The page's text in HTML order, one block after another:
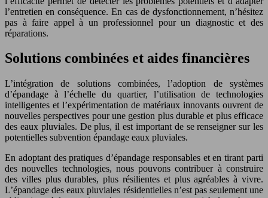
l’entretien en conséquence. En cas de dysfonctionnement, n’hésitez
pas à faire appel à un professionnel pour un diagnostic et des
réparations.
Solutions combinées et aides financières
L’intégration de solutions combinées, l’adoption de systèmes
d’épandage à l’échelle du quartier, l’utilisation de technologies
intelligentes et l’expérimentation de matériaux innovants ouvrent de
nouvelles perspectives pour une gestion plus durable et plus efficace
des eaux pluviales. De plus, il est important de se renseigner sur les
potentielles subvention épandage eaux pluviales.
En adoptant des pratiques d’épandage responsables et en tirant parti
des nouvelles technologies, nous pouvons contribuer à construire
des villes plus durables, plus résilientes et plus agréables à vivre.
L’épandage des eaux pluviales résidentielles n’est pas seulement une